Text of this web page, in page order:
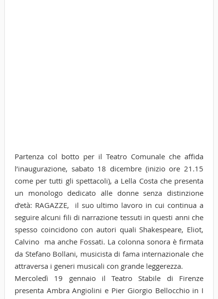
Partenza col botto per il Teatro Comunale che affida
l’inaugurazione, sabato 18 dicembre (inizio ore 21.15
come per tutti gli spettacoli), a Lella Costa che presenta
un monologo dedicato alle donne senza distinzione
d’età: RAGAZZE, il suo ultimo lavoro in cui continua a
seguire alcuni fili di narrazione tessuti in questi anni che
spesso coincidono con autori quali Shakespeare, Eliot,
Calvino ma anche Fossati. La colonna sonora è firmata
da Stefano Bollani, musicista di fama internazionale che
attraversa i generi musicali con grande leggerezza.
Mercoledì 19 gennaio il Teatro Stabile di Firenze
presenta Ambra Angiolini e Pier Giorgio Bellocchio in I